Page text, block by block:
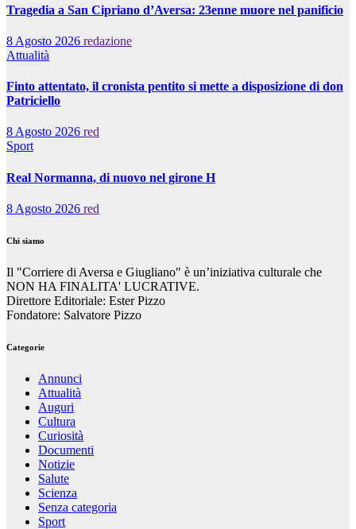
Tragedia a San Cipriano d’Aversa: 23enne muore nel panificio
8 Agosto 2026 redazione
Attualità
Finto attentato, il cronista pentito si mette a disposizione di don
Patriciello
8 Agosto 2026 red
Sport
Real Normanna, di nuovo nel girone H
8 Agosto 2026 red
Chi siamo
Il "Corriere di Aversa e Giugliano" è un’iniziativa culturale che
NON HA FINALITA' LUCRATIVE.
Direttore Editoriale: Ester Pizzo
Fondatore: Salvatore Pizzo
Categorie
Annunci
Attualità
Auguri
Cultura
Curiosità
Documenti
Notizie
Salute
Scienza
Senza categoria
Sport